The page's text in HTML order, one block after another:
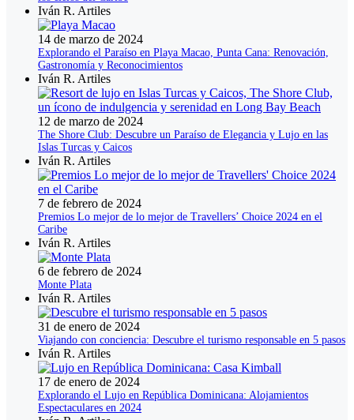
Iván R. Artiles
14 de marzo de 2024
Explorando el Paraíso en Playa Macao, Punta Cana: Renovación,
Gastronomía y Reconocimientos
Iván R. Artiles
12 de marzo de 2024
The Shore Club: Descubre un Paraíso de Elegancia y Lujo en las
Islas Turcas y Caicos
Iván R. Artiles
7 de febrero de 2024
Premios Lo mejor de lo mejor de Travellers’ Choice 2024 en el
Caribe
Iván R. Artiles
6 de febrero de 2024
Monte Plata
Iván R. Artiles
31 de enero de 2024
Viajando con conciencia: Descubre el turismo responsable en 5 pasos
Iván R. Artiles
17 de enero de 2024
Explorando el Lujo en República Dominicana: Alojamientos
Espectaculares en 2024